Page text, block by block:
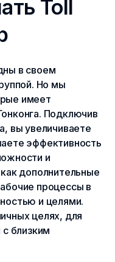
Toll
в своем
Но мы
имеет
Подключив
вы увеличиваете
эффективность
и
дополнительные
процессы в
и целями.
целях, для
с близким